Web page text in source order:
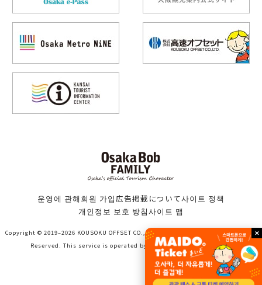
운영에 관해 회원 가입 広告掲載について사이트 정책
개인정보 보호 방침사이트 맵
Copyright © 2019–2026 KOUSOKU OFFSET CO., LTD. (Bob family WORKS) All Rights
Reserved. This service is operated by KOUSOKU OFFSET CO., LTD.